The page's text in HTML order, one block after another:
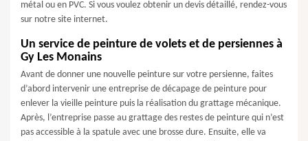
métal ou en PVC. Si vous voulez obtenir un devis détaillé, rendez-vous
sur notre site internet.
Un service de peinture de volets et de persiennes à
Gy Les Monains
Avant de donner une nouvelle peinture sur votre persienne, faites
d’abord intervenir une entreprise de décapage de peinture pour
enlever la vieille peinture puis la réalisation du grattage mécanique.
Après, l’entreprise passe au grattage des restes de peinture qui n’est
pas accessible à la spatule avec une brosse dure. Ensuite, elle va